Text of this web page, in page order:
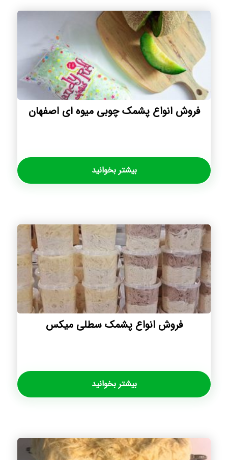
فروش انواع پشمک چوبی میوه ای اصفهان
بیشتر بخوانید
فروش انواع پشمک سطلی میکس
بیشتر بخوانید